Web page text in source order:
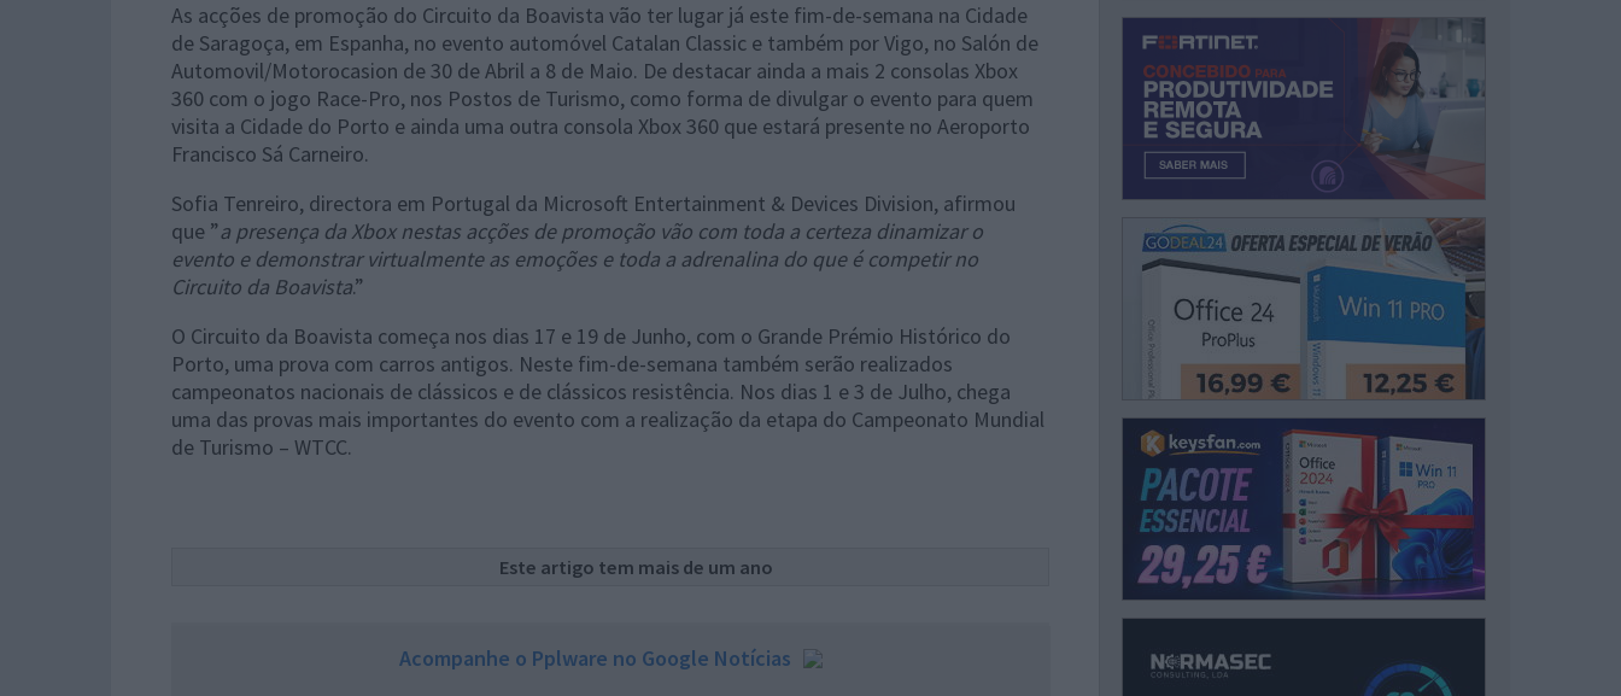
As acções de promoção do Circuito da Boavista vão ter lugar já este fim-de-semana na Cidade
de Saragoça, em Espanha, no evento automóvel Catalan Classic e também por Vigo, no Salón de
Automovil/Motorocasion de 30 de Abril a 8 de Maio. De destacar ainda a mais 2 consolas Xbox
360 com o jogo Race-Pro, nos Postos de Turismo, como forma de divulgar o evento para quem
visita a Cidade do Porto e ainda uma outra consola Xbox 360 que estará presente no Aeroporto
Francisco Sá Carneiro.
Sofia Tenreiro, directora em Portugal da Microsoft Entertainment & Devices Division, afirmou
que ”a presença da Xbox nestas acções de promoção vão com toda a certeza dinamizar o
evento e demonstrar virtualmente as emoções e toda a adrenalina do que é competir no
Circuito da Boavista.”
O Circuito da Boavista começa nos dias 17 e 19 de Junho, com o Grande Prémio Histórico do
Porto, uma prova com carros antigos. Neste fim-de-semana também serão realizados
campeonatos nacionais de clássicos e de clássicos resistência. Nos dias 1 e 3 de Julho, chega
uma das provas mais importantes do evento com a realização da etapa do Campeonato Mundial
de Turismo – WTCC.
Este artigo tem mais de um ano
Acompanhe o Pplware no Google Notícias